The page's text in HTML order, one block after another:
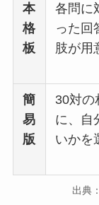
本
格
板
各問に
った回
肢が用
簡
易
版
30対の
に、自
いかを
出典